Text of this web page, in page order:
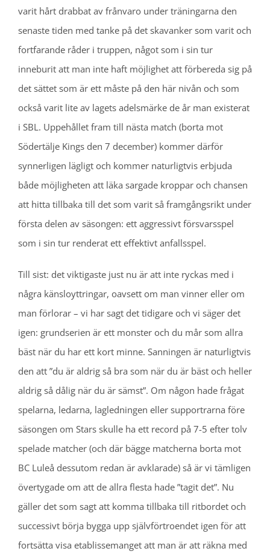
varit hårt drabbat av frånvaro under träningarna den
senaste tiden med tanke på det skavanker som varit och
fortfarande råder i truppen, något som i sin tur
inneburit att man inte haft möjlighet att förbereda sig på
det sättet som är ett måste på den här nivån och som
också varit lite av lagets adelsmärke de år man existerat
i SBL. Uppehållet fram till nästa match (borta mot
Södertälje Kings den 7 december) kommer därför
synnerligen lägligt och kommer naturligtvis erbjuda
både möjligheten att läka sargade kroppar och chansen
att hitta tillbaka till det som varit så framgångsrikt under
första delen av säsongen: ett aggressivt försvarsspel
som i sin tur renderat ett effektivt anfallsspel.
Till sist: det viktigaste just nu är att inte ryckas med i
några känsloyttringar, oavsett om man vinner eller om
man förlorar – vi har sagt det tidigare och vi säger det
igen: grundserien är ett monster och du mår som allra
bäst när du har ett kort minne. Sanningen är naturligtvis
den att ”du är aldrig så bra som när du är bäst och heller
aldrig så dålig när du är sämst”. Om någon hade frågat
spelarna, ledarna, lagledningen eller supportrarna före
säsongen om Stars skulle ha ett record på 7-5 efter tolv
spelade matcher (och där bägge matcherna borta mot
BC Luleå dessutom redan är avklarade) så är vi tämligen
övertygade om att de allra flesta hade ”tagit det”. Nu
gäller det som sagt att komma tillbaka till ritbordet och
successivt börja bygga upp självförtroendet igen för att
fortsätta visa etablissemanget att man är att räkna med